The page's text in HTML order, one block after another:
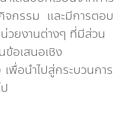
จกรรม และมีการตอบ
วยงานต่างๆ ที่มีส่วน
อเสนอเชิง
พื่อนำไปสู่กระบวนการ